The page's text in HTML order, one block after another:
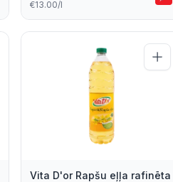
€13.00/l
Vita D'or Rapšu eļļa rafinēta